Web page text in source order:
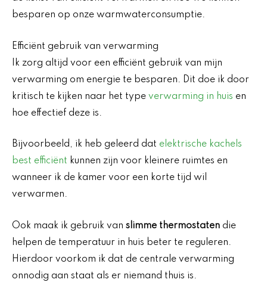
besparen op onze warmwaterconsumptie.
Efficiënt gebruik van verwarming
Ik zorg altijd voor een efficiënt gebruik van mijn
verwarming om energie te besparen. Dit doe ik door
kritisch te kijken naar het type verwarming in huis en
hoe effectief deze is.
Bijvoorbeeld, ik heb geleerd dat elektrische kachels
best efficiënt kunnen zijn voor kleinere ruimtes en
wanneer ik de kamer voor een korte tijd wil
verwarmen.
Ook maak ik gebruik van slimme thermostaten die
helpen de temperatuur in huis beter te reguleren.
Hierdoor voorkom ik dat de centrale verwarming
onnodig aan staat als er niemand thuis is.